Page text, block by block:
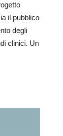
il pubblico
degli
clinici. Un